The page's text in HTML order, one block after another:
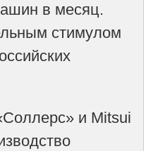
в месяц.
стимулом
и Mitsui